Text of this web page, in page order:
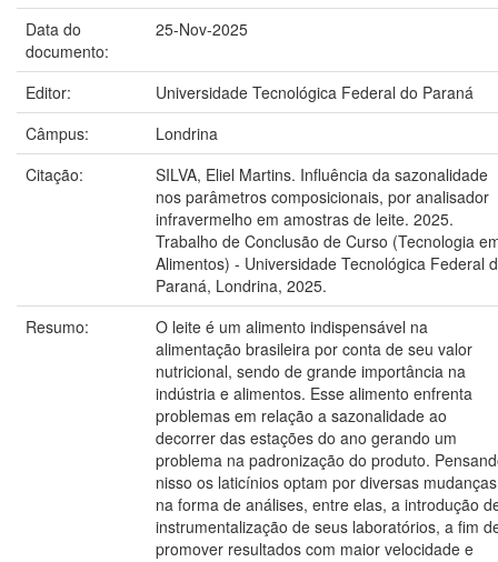
Data do
documento:
25-Nov-2025
Editor:
Universidade Tecnológica Federal do Paraná
Câmpus:
Londrina
Citação:
SILVA, Eliel Martins. Influência da sazonalidade
nos parâmetros composicionais, por analisador
infravermelho em amostras de leite. 2025.
Trabalho de Conclusão de Curso (Tecnologia
Alimentos) - Universidade Tecnológica Federal
Paraná, Londrina, 2025.
Resumo:
O leite é um alimento indispensável na
alimentação brasileira por conta de seu valor
nutricional, sendo de grande importância na
indústria e alimentos. Esse alimento enfrenta
problemas em relação a sazonalidade ao
decorrer das estações do ano gerando um
problema na padronização do produto.
nisso os laticínios optam por diversas mudanças
na forma de análises, entre elas, a introdução
instrumentalização de seus laboratórios, a fim
promover resultados com maior velocidade e